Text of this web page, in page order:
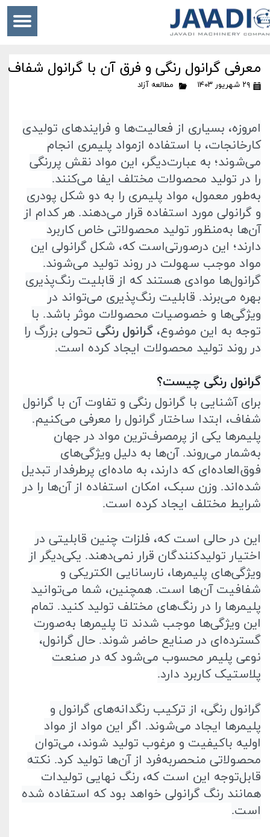
معرفی گرانول رنگی و فرق آن با گرانول شفاف
۲۹ شهریور ۱۴۰۳ مطالعه آزاد
امروزه، بسیاری از فعالیت‌ها و فرایند‌های تولیدی
کارخانجات، با استفاده ازمواد پلیمری انجام
می‌شوند؛ به عبارت‌دیگر، این مواد نقش پر‌رنگی
را در تولید محصولات مختلف ایفا می‌کنند.
به‌طور معمول، مواد پلیمری را به دو شکل پودری
و گرانولی مورد‌ استفاده قرار می‌دهند. هر‌ کدام از
آن‌ها به‌منظور تولید محصولاتی خاص کاربرد
دارند؛ این در‌صورتی‌است که، شکل گرانولی این
مواد موجب سهولت در روند تولید می‌شوند.
گرانول‌ها موادی هستند که از قابلیت رنگ‌پذیری
بهره می‌برند. قابلیت رنگ‌پذیری می‌تواند در
ویژگی‌ها و خصوصیات محصولات موثر باشد. با‌
توجه به این موضوع، گرانول رنگی تحولی بزرگ را
در روند تولید محصولات ایجاد کرده است.
گرانول رنگی چیست؟
برای آشنایی با گرانول رنگی و تفاوت آن با گرانول
شفاف، ابتدا ساختار گرانول را معرفی می‌کنیم.
پلیمر‌ها یکی از پر‌مصرف‌ترین مواد در جهان
به‌شمار می‌روند. آن‌ها به­ دلیل ویژگی‌های
فوق‌العاده‌ای که دارند، به ماده‌ای پر‌طرفدار تبدیل
شده‌اند. وزن سبک، امکان استفاده از آن‌ها را در
شرایط مختلف ایجاد کرده است.
این در‌ حالی است که، فلزات چنین قابلیتی در
اختیار تولید‌کنندگان قرار نمی‌دهند. یکی‌دیگر از
ویژگی‌های پلیمر‌ها، نا‌رسانایی الکتریکی و
شفافیت آن‌ها است. همچنین، شما می‌توانید
پلیمر‌ها را در رنگ‌های مختلف تولید کنید. تمام
این ویژگی‌ها موجب شدند تا پلیمر‌ها به‌صورت
گسترده‌ای در صنایع حاضر شوند. حال گرانول،
نوعی پلیمر محسوب می‌شود که در صنعت
پلاستیک کاربرد دارد.
گرانول رنگی، از ترکیب رنگدانه‌های گرانول و
پلیمر‌ها ایجاد می‌شوند. اگر این مواد از مواد
اولیه با‌کیفیت و مرغوب تولید شوند، می‌توان
محصولاتی منحصر‌به‌فرد از آن‌ها تولید کرد. نکته
قابل‌توجه این است که، رنگ نهایی تولیدات
همانند رنگ گرانولی خواهد بود که استفاده شده
است.